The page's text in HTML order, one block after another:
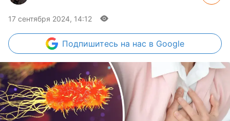
17 сентября 2024, 14:12
Подпишитесь на нас в Google